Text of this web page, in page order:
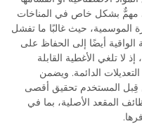
مهمٌّ بشكل خاص في المناخات
الموسمية، حيث غالبًا ما تفشل
الواقية أيضًا إلى الحفاظ على
لا تلغي الأغطية القابلة
الدائمة. ويضمن
قِبل المستخدم تحقيق أقصى
المقعد الأصلية، بما في